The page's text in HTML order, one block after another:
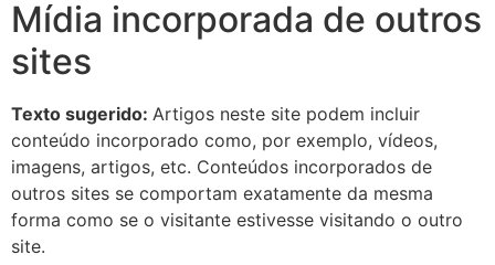
Mídia incorporada de outros
sites
Texto sugerido: Artigos neste site podem incluir
conteúdo incorporado como, por exemplo, vídeos,
imagens, artigos, etc. Conteúdos incorporados de
outros sites se comportam exatamente da mesma
forma como se o visitante estivesse visitando o outro
site.